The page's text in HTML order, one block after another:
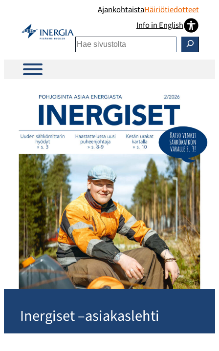
AjankohtaistaHäiriötiedotteet
Info in English
Etsi
Inergiset –asiakaslehti